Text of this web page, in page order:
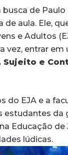
busca de
aula. Ele,
e Adultos
vez, entrar
Sujeito e
do EJA e a
estudantes
Educação
lúdicas.